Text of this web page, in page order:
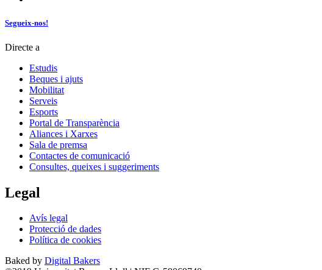
Segueix-nos!
Directe a
Estudis
Beques i ajuts
Mobilitat
Serveis
Esports
Portal de Transparència
Aliances i Xarxes
Sala de premsa
Contactes de comunicació
Consultes, queixes i suggeriments
Legal
Avís legal
Protecció de dades
Política de cookies
Baked by Digital Bakers